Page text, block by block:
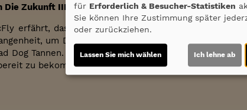
Die Zukunft III
erfährt, dass Doc Brown, der ins 19. Jahrhundert
um Doc zu warnen. Doch Doc will nicht
Dog Tannen. Zudem ist der DeLorean kaputt,
zu bekommen.
für Erforderlich & Besucher-Statistiken
Sie können Ihre Zustimmung später
oder zurückziehen.
Lassen Sie mich wählen Ich lehne ab